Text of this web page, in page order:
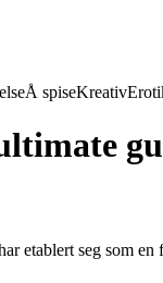
Å spiseKreativ
etablert seg som